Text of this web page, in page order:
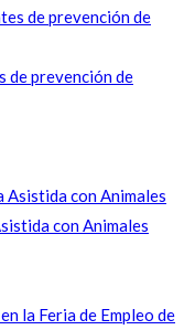
de prevención de
con Animales